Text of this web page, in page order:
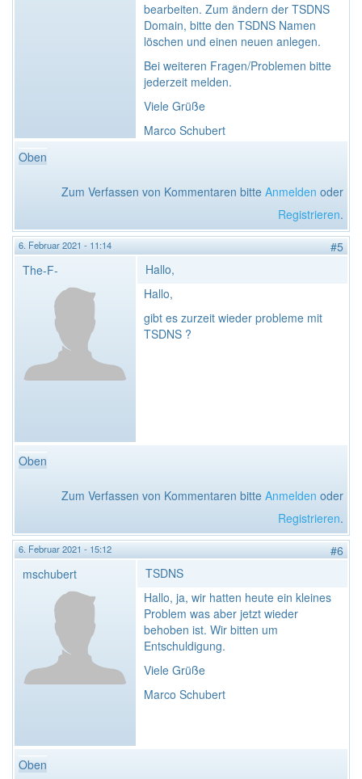
bearbeiten. Zum ändern der TSDNS
Domain, bitte den TSDNS Namen
löschen und einen neuen anlegen.
Bei weiteren Fragen/Problemen bitte
jederzeit melden.
Viele Grüße
Marco Schubert
Oben
Zum Verfassen von Kommentaren bitte Anmelden oder
Registrieren.
6. Februar 2021 - 11:14
#5
The-F-
Hallo,
Hallo,
gibt es zurzeit wieder probleme mit
TSDNS ?
Oben
Zum Verfassen von Kommentaren bitte Anmelden oder
Registrieren.
6. Februar 2021 - 15:12
#6
mschubert
TSDNS
Hallo, ja, wir hatten heute ein kleines
Problem was aber jetzt wieder
behoben ist. Wir bitten um
Entschuldigung.
Viele Grüße
Marco Schubert
Oben